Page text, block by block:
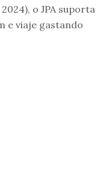
o JPA suporta
e viaje gastando